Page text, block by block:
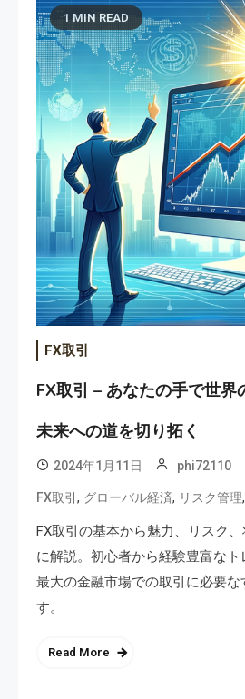
1 MIN READ
FX取引
FX取引 – あなたの手で世界
未来への道を切り拓く
2024年1月11日 phi72110
FX取引 , グローバル経済, リスク管理,
FX取引の基本から魅力、リスク
に解説。初心者から経験豊富な
最大の金融市場での取引に必要な
す。
Read More